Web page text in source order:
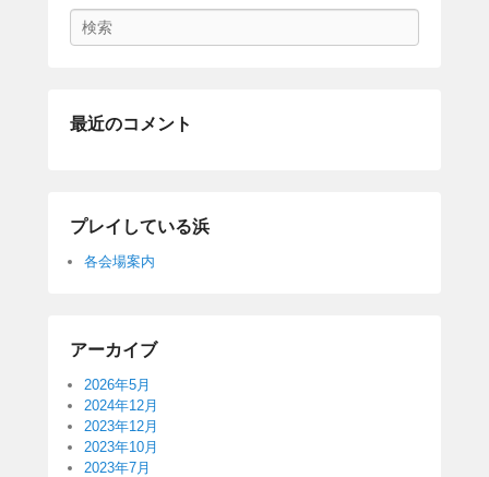
Search
最近のコメント
プレイしている浜
各会場案内
アーカイブ
2026年5月
2024年12月
2023年12月
2023年10月
2023年7月